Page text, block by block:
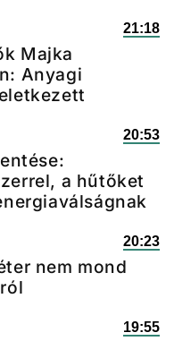
21:18
Majka
Anyagi
20:53
a hűtőket
20:23
nem mond
19:55